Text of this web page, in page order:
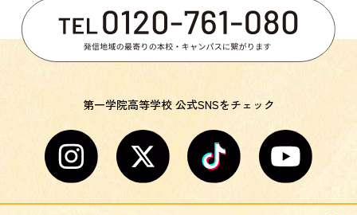
第一学院高等学校 公式SNSをチェック